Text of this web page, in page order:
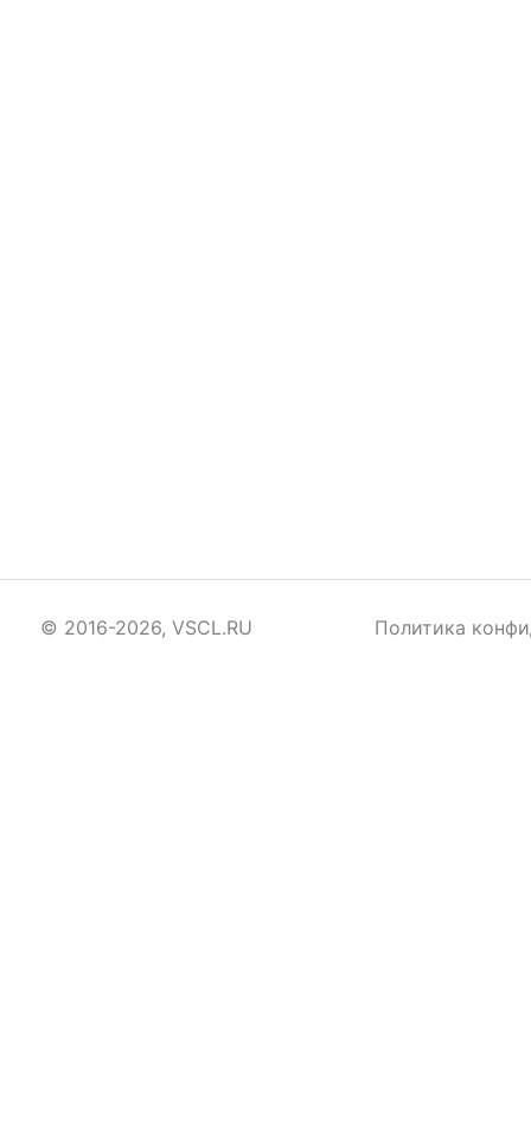
© 2016-2026, VSCL.RU Политика